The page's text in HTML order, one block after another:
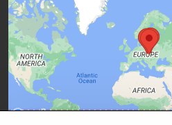
Externí obsah je
Přejete si načíst
Povolit a zapamatovat -
Funkční